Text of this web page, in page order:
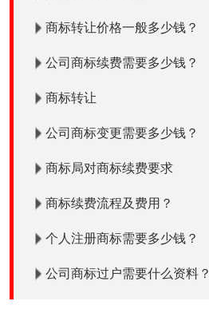
商标转让价格一般多少钱？
公司商标续费需要多少钱？
商标转让
公司商标变更需要多少钱？
商标局对商标续费要求
商标续费流程及费用？
个人注册商标需要多少钱？
公司商标过户需要什么资料？